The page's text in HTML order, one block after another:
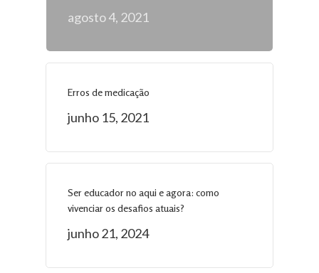
agosto 4, 2021
Erros de medicação
junho 15, 2021
Ser educador no aqui e agora: como
vivenciar os desafios atuais?
junho 21, 2024